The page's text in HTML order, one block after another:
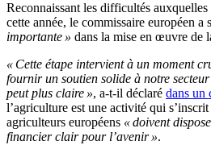
Reconnaissant les difficultés
cette année, le commissaire européen a
importante » dans la mise en œuvre de
« Cette étape intervient à un moment
fournir un soutien solide à notre
peut plus claire », a-t-il déclaré dans un
l’agriculture est une activité qui
agriculteurs européens « doivent
financier clair pour l’avenir ».